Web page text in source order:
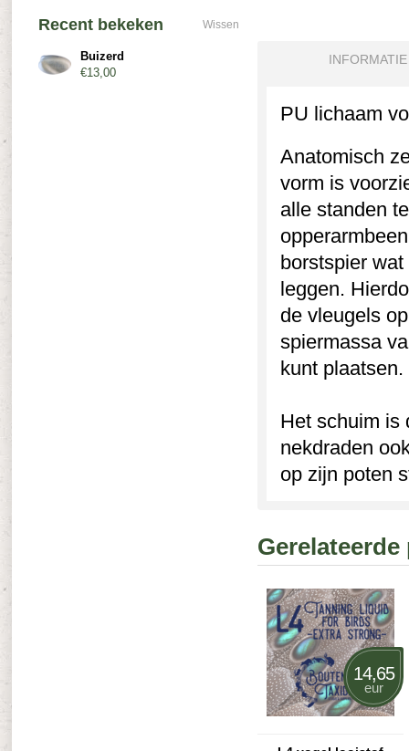
INFORMATIE
PU lichaam
Anatomisch
vorm is
alle standen
borstspier
leggen.
de vleugels
spiermassa
kunt plaatsen.
Het schuim is
nekdraden
op zijn poten
14,65
eur
Recent bekeken Wissen
Buizerd
€13,00